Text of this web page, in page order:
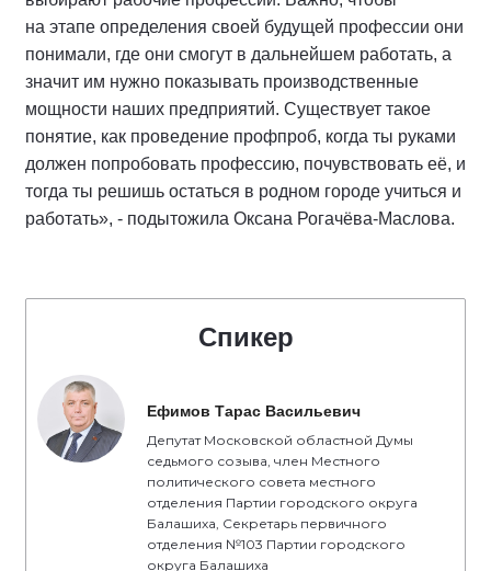
на этапе определения своей будущей профессии они
понимали, где они смогут в дальнейшем работать, а
значит им нужно показывать производственные
мощности наших предприятий. Существует такое
понятие, как проведение профпроб, когда ты руками
должен попробовать профессию, почувствовать её, и
тогда ты решишь остаться в родном городе учиться и
работать», - подытожила Оксана Рогачёва-Маслова.
Спикер
Ефимов Тарас Васильевич
Депутат Московской областной Думы
седьмого созыва, член Местного
политического совета местного
отделения Партии городского округа
Балашиха, Секретарь первичного
отделения №103 Партии городского
округа Балашиха